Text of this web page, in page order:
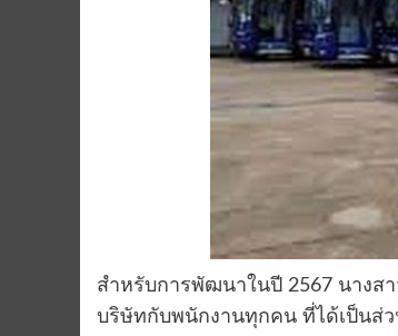
สำหรับการพัฒนาในปี 2567 นางส
บริษัทกับพนักงานทุกคน ที่ได้เป็นส่ว